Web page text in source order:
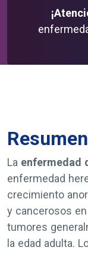
Resumen
La enfermedad
enfermedad
crecimiento
y cancerosos
tumores
la edad adulta.